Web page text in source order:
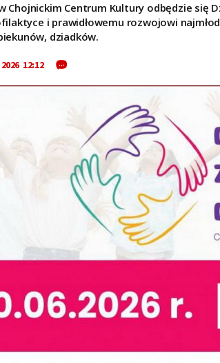
Chojnickim Centrum Kultury odbędzie się
i prawidłowemu rozwojowi
dziadków.
12:12